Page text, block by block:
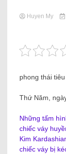
Huyen My
phong thái
Thứ Năm,
Những tấm
chiếc váy
Kim
chiếc váy bị